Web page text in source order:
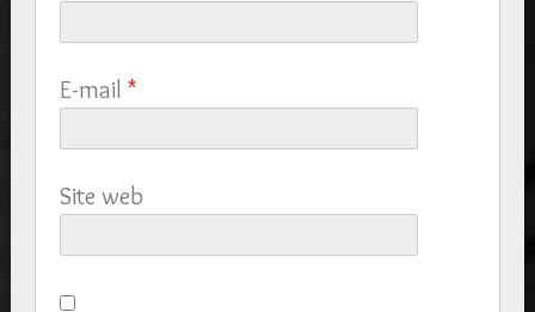
E-mail *
Site web